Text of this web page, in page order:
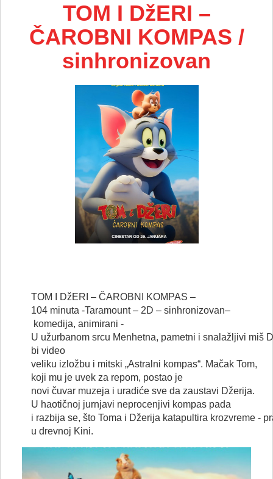
TOM I DžERI –
ČAROBNI KOMPAS /
sinhronizovan
TOM DžERI – ČAROBNI KOMPAS –
104 minuta -Taramount – 2D – sinhronizovan–
komedija, animirani -
U užurbanom srcu Menhetna, pametni i snalažljivi miš
bi video
veliku izložbu i mitski „Astralni kompas“. Mačak Tom,
koji mu je uvek za repom, postao je
novi čuvar muzeja i uradiće sve da zaustavi Džerija.
U haotičnoj jurnjavi neprocenjivi kompas pada
i razbija se, što Toma i Džerija katapultira krozvreme -
u drevnoj Kini.